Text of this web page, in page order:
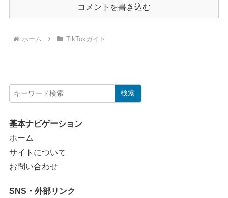
コメントを書き込む
ホーム TikTokガイド
検索
基本ナビゲーション
ホーム
サイトについて
お問い合わせ
SNS・外部リンク